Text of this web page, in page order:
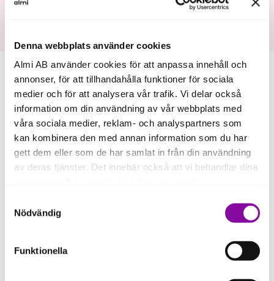
Denna webbplats använder cookies
Almi AB använder cookies för att anpassa innehåll och
annonser, för att tillhandahålla funktioner för sociala
medier och för att analysera vår trafik. Vi delar också
information om din användning av vår webbplats med
våra sociala medier, reklam- och analyspartners som
kan kombinera den med annan information som du har
gett dem eller som de har samlat in från din användning
av deras tjänster. Det innebär också att vi behandlar dina
Om du klickar på avvisa kommer användning av kakor
eller delning av information enligt ovan, inte att ske,
förutom för kakor som är nödvändiga för att hemsidan
ska fungera se mer under inställningar.
Nödvändig
Funktionella
Hoofstep offers a new and unique concept
connecting horse and horse owners a real-time
behavioral data in combination with advanced
technology. Thus abnormalities which can affect the
horses well-being can be detected instantly. Their
mission is to improve the overall health of the horse